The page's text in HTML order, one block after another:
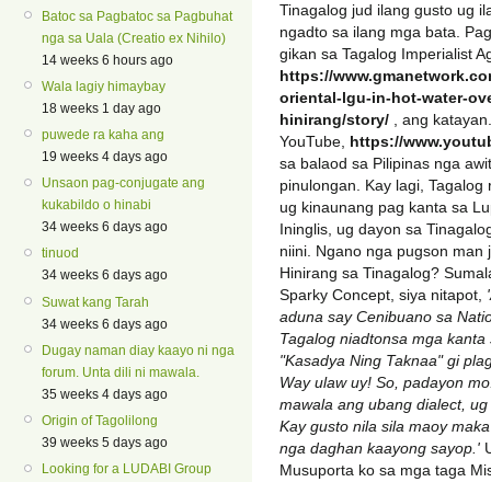
Batoc sa Pagbatoc sa Pagbuhat
nga sa Uala (Creatio ex Nihilo)
14 weeks 6 hours ago
Wala lagiy himaybay
18 weeks 1 day ago
puwede ra kaha ang
19 weeks 4 days ago
Unsaon pag-conjugate ang
kukabildo o hinabi
34 weeks 6 days ago
tinuod
34 weeks 6 days ago
Suwat kang Tarah
34 weeks 6 days ago
Dugay naman diay kaayo ni nga
forum. Unta dili ni mawala.
35 weeks 4 days ago
Origin of Tagolilong
39 weeks 5 days ago
Looking for a LUDABI Group
Tinagalog jud ilang gusto ug
ngadto sa ilang mga bata.
gikan sa Tagalog Imperialist
https://
oriental-lgu-in-hot-water-
hinirang/story/ , ang
YouTube, https://
sa balaod sa Pilipinas nga
pinulongan. Kay lagi,
ug kinaunang pag kanta sa
Ininglis, ug dayon sa
niini. Ngano nga pugson man
Hinirang sa Tinagalog?
Sparky Concept, siya nitapot,
aduna say Cenibuano sa
Tagalog niadtonsa mga
"Kasadya Ning Taknaa" gi
Way ulaw uy! So, padayon
mawala ang ubang dialect,
Kay gusto nila sila maoy
nga daghan kaayong sayop.'
Musuporta ko sa mga taga